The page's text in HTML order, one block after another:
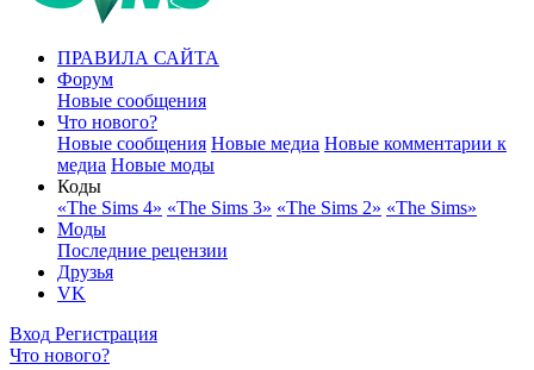
ПРАВИЛА САЙТА
Форум
Новые сообщения
Что нового?
Новые сообщения Новые медиа Новые комментарии к
медиа Новые моды
Коды
«The Sims 4» «The Sims 3» «The Sims 2» «The Sims»
Моды
Последние рецензии
Друзья
VK
Вход Регистрация
Что нового?